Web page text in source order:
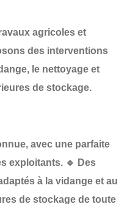
agricoles et
des interventions
le nettoyage et
de stockage.
, avec une parfaite
exploitants. 🔹 Des
à la vidange et au
de stockage de toute